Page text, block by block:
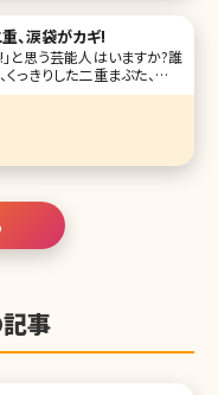
します。これらのダイエット
、涙袋がカギ!
と思う芸能人はいますか?誰
っきりした二重まぶた、目と
など、いろいろな条件があり
。また、理想の目に近づけ
事